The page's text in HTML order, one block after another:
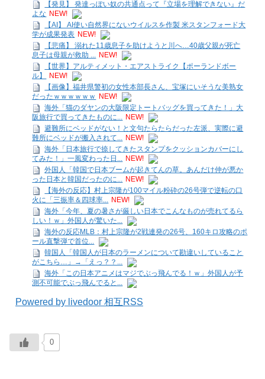
【発見】 発達っぽい奴の共通点って『立場を理解できない』だ
よな NEW!
【AI】 AI使い自然界にないウイルスを作製 米スタンフォード大
学が成果発表 NEW!
【悲痛】 溺れた11歳息子を助けようと川へ…40歳父親が死亡
息子は母親が救助 ... NEW!
【世界】アルティメット・エアストライク【ポーランドボー
ル】
NEW!
【画像】福井県警初の女性本部長さん、宝塚にいそうな美熟女
だったｗｗｗｗｗｗ
NEW!
海外「猫のダヤンの大阪限定トートバッグを買ってきた！」大
阪旅行で買ってきたものに... NEW!
避難所にベッドがない！と文句たらたらだった左派、実際に避
難所にベッドが搬入されて... NEW!
海外「日本旅行で捺してきたスタンプをクッションカバーにし
てみた！」一風変わった日... NEW!
外国人「韓国で日本ブームが起きてんの草。あんだけ仲が悪か
った日本と韓国だったのに... NEW!
【海外の反応】村上宗隆が100マイル粉砕の26号弾で逆転の口
火に「三振率＆四球率... NEW!
海外「今年、夏の暑さが厳しい日本でこんなものが売れてるら
しい！ｗ」外国人が驚いた...
海外の反応MLB：村上宗隆が2戦連発の26号、160キロ攻略のポ
ール直撃弾で首位...
韓国人「韓国人が日本のラーメンについて勘違いしていること
がこちら…」→「えっ？？...
海外「この日本アニメはマジでぶっ飛んでる！ｗ」外国人が予
測不可能でぶっ飛んでると...
Powered by livedoor 相互RSS
0